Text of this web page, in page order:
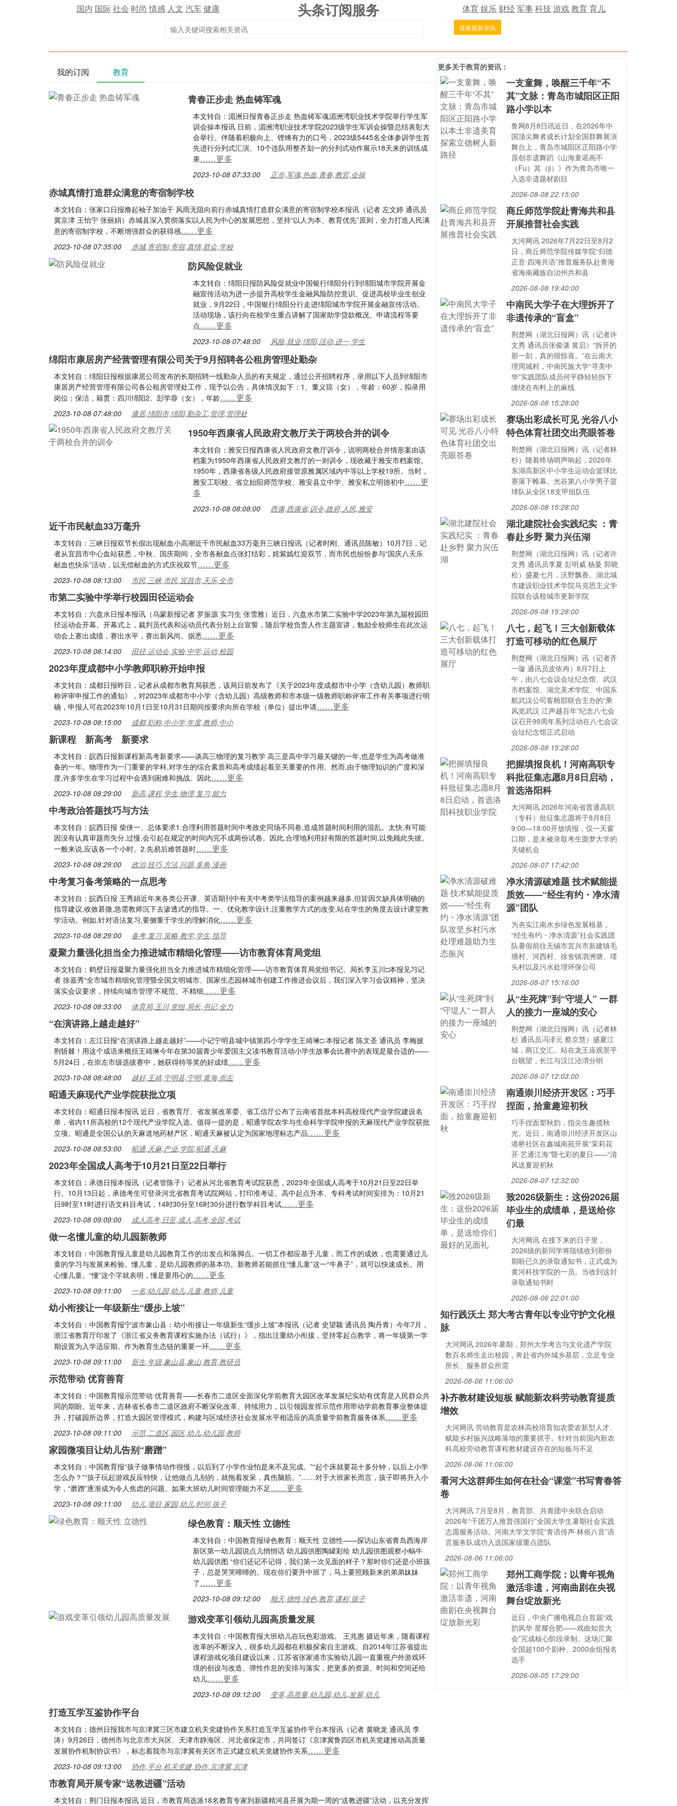
国内 国际社会 时尚 情感 人文 汽车健康 头条订阅服务 体育娱乐 财经军事科技游戏教育育儿
搜索最新资讯
我的订阅 教育
青春正步走 热血铸军魂
本文转自：湄洲日报青春正步走 热血铸军魂湄洲湾职业技术学院举行学生军
训会操本报讯 日前，湄洲湾职业技术学院2023级学生军训会操暨总结表彰大
会举行。伴随着积极向上、铿锵有力的口号，2023级5445名全体参训学生首
先进行分列式汇演。10个连队用整齐划一的分列式动作展示18天来的训练成
果……更多
2023-10-08 07:33:00 正步,军魂,热血,青春,教官,会操
赤城真情打造群众满意的寄宿制学校
本文转自：张家口日报撸起袖子加油干 风雨无阻向前行赤城真情打造群众满意的寄宿制学校本报讯（记者 左文婷 通讯员
冀京津 王怡宁 张丽娟）赤城县深入贯彻落实以人民为中心的发展思想，坚持“以人为本、教育优先”原则，全力打造人民满
意的寄宿制学校，不断增强群众的获得感……更多
2023-10-08 07:35:00 赤城,寄宿制,寄宿,真情,群众,学校
防风险促就业
本文转自：绵阳日报防风险促就业中国银行绵阳分行到绵阳城市学院开展金
融宣传活动为进一步提升高校学生金融风险防控意识、促进高校毕业生创业
就业，9月22日，中国银行绵阳分行走进绵阳城市学院开展金融宣传活动。
活动现场，该行向在校学生重点讲解了国家助学贷款概况、申请流程等要
点……更多
2023-10-08 07:48:00 风险,就业,绵阳,活动,进一,学生
绵阳市康居房产经营管理有限公司关于9月招聘各公租房管理处勤杂
本文转自：绵阳日报根据康居公司发布的长期招聘一线勤杂人员的有关规定，通过公开招聘程序，录用以下人员到绵阳市
康居房产经营管理有限公司各公租房管理处工作，现予以公告，具体情况如下：1、董义琼（女），年龄：60岁，拟录用
岗位：保洁，籍贯：四川绵阳2、彭学蓉（女），年龄……更多
2023-10-08 07:48:00 康居,绵阳市,绵阳,勤杂工,管理,管理处
1950年西康省人民政府文教厅关于两校合并的训令
本文转自：雅安日报西康省人民政府文教厅训令，说明两校合并情形案由该
档案为1950年西康省人民政府文教厅的一则训令，现收藏于雅安市档案馆。
1950年，西康省各级人民政府接管原雅属区域内中等以上学校19所。当时，
雅安工职校、省立始阳师范学校、雅安县立中学、雅安私立明德初中……更
多
2023-10-08 08:08:00 西康,西康省,训令,政府,人民,雅安
近千市民献血33万毫升
本文转自：三峡日报双节长假出现献血小高潮近千市民献血33万毫升三峡日报讯（记者时刚、通讯员陈敏）10月7日，记
者从宜昌市中心血站获悉，中秋、国庆期间，全市各献血点张灯结彩，姹紫嫣红迎双节，而市民也纷纷参与“国庆八天乐
献血也快乐”活动，以无偿献血的方式庆祝双节……更多
2023-10-08 08:13:00 市民,三峡,市民,宜昌市,天乐,全市
市第二实验中学举行校园田径运动会
本文转自：六盘水日报本报讯（乌蒙新报记者 罗振源 实习生 张雪雅）近日，六盘水市第二实验中学2023年第九届校园田
径运动会开幕。开幕式上，裁判员代表和运动员代表分别上台宣誓，随后学校负责人作主题宣讲，勉励全校师生在此次运
动会上赛出成绩，赛出水平，赛出新风尚。据悉……更多
2023-10-08 08:14:00 田径,运动会,实验,中学,运动,校园
2023年度成都中小学教师职称开始申报
本文转自：成都日报昨日，记者从成都市教育局获悉，该局日前发布了《关于2023年度成都市中小学（含幼儿园）教师职
称评审申报工作的通知》，对2023年成都市中小学（含幼儿园）高级教师和市本级一级教师职称评审工作有关事项进行明
确，申报人可在2023年10月1日至10月31日期间按要求向所在学校（单位）提出申请……更多
2023-10-08 08:15:00 成都,职称,中小学,年度,教师,中小
新课程 新高考 新要求
本文转自：皖西日报新课程新高考新要求——谈高三物理的复习教学 高三是高中学习最关键的一年,也是学生为高考做准
备的一年。物理作为一门重要的学科,对学生的综合素质和高考成绩起着至关重要的作用。然而,由于物理知识的广度和深
度,许多学生在学习过程中会遇到困难和挑战。因此……更多
2023-10-08 08:29:00 新高,课程,学生,物理,复习,能力
中考政治答题技巧与方法
本文转自：皖西日报 柴侠一、总体要求1.合理利用答题时间中考政史同场不同卷,造成答题时间利用的混乱。太快,有可能
因没有认真审题而失分,过慢,会引起在规定的时间内完不成两份试卷。因此,合理地利用好有限的答题时间,以免顾此失彼。
一般来说,应该各一个小时。2.先易后难答题时……更多
2023-10-08 08:29:00 政治,技巧,方法,问题,多角,漫画
中考复习备考策略的一点思考
本文转自：皖西日报 王秀娟近年来各类公开课、英语期刊中有关中考类学法指导的案例越来越多,但皆因欠缺具体明确的
指导建议,收效甚微,急需教师沉下去渗透式的指导。一、优化教学设计,注重教学方式的改变,站在学生的角度去设计课堂教
学活动。例如,针对语法复习,要侧重于学生的理解消化……更多
2023-10-08 08:29:00 备考,复习,策略,教学,学生,指导
凝聚力量强化担当全力推进城市精细化管理——访市教育体育局党组
本文转自：鹤壁日报凝聚力量强化担当全力推进城市精细化管理——访市教育体育局党组书记、局长李玉川□本报见习记
者 徐嘉秀“全市城市精细化管理暨全国文明城市、国家生态园林城市创建工作推进会议后，我们深入学习会议精神，坚决
落实会议要求，持续向城市管理‘不规范、不精细……更多
2023-10-08 08:33:00 体育局,玉川,党组,局长,书记,全力
“在演讲路上越走越好”
本文转自：左江日报“在演讲路上越走越好”——小记宁明县城中镇第四小学学生王靖琳□ 本报记者 陈文圣 通讯员 李梅披
荆斩棘！用这个成语来概括王靖琳今年在第30届青少年爱国主义读书教育活动小学生故事会比赛中的表现是最合适的——
5月24日，在崇左市级选拔赛中，她获得特等奖的好成绩……更多
2023-10-08 08:48:00 越好,王靖,宁明县,宁明,黄海,崇左
昭通天麻现代产业学院获批立项
本文转自：昭通日报本报讯 近日，省教育厅、省发展改革委、省工信厅公布了云南省首批本科高校现代产业学院建设名
单，省内11所高校的12个现代产业学院入选。值得一提的是，昭通学院农学与生命科学学院申报的天麻现代产业学院获批
立项。昭通是全国公认的天麻道地药材产区，昭通天麻被认定为国家地理标志产品……更多
2023-10-08 08:53:00 昭通,天麻,产业,学院,昭通,天麻
2023年全国成人高考于10月21日至22日举行
本文转自：承德日报本报讯（记者管陈子）记者从河北省教育考试院获悉，2023年全国成人高考于10月21日至22日举
行。10月13日起，承德考生可登录河北省教育考试院网站，打印准考证。高中起点升本、专科考试时间安排为：10月21
日9时至11时进行语文科目考试，14时30分至16时30分进行数学科目考试……更多
2023-10-08 09:09:00 成人高考,日至,成人,高考,全国,考试
做一名懂儿童的幼儿园新教师
本文转自：中国教育报儿童是幼儿园教育工作的出发点和落脚点。一切工作都应基于儿童，而工作的成效，也需要通过儿
童的学习与发展来检验。懂儿童，是幼儿园教师的基本功。新教师若能抓住“懂儿童”这一“牛鼻子”，就可以快速成长。用
心懂儿童。“懂”这个字就表明，懂是要用心的……更多
2023-10-08 09:11:00 一名,幼儿园,幼儿,儿童,教师,儿童
幼小衔接让一年级新生“缓步上坡”
本文转自：中国教育报宁波市象山县：幼小衔接让一年级新生“缓步上坡”本报讯（记者 史望颖 通讯员 陶丹青）今年7月，
浙江省教育厅印发了《浙江省义务教育课程实施办法（试行）》，指出注重幼小衔接，坚持零起点教学，将一年级第一学
期设置为入学适应期。作为教育生态链的重要一环……更多
2023-10-08 09:11:00 新生,年级,象山县,象山,教育,教研员
示范带动 优育善育
本文转自：中国教育报示范带动 优育善育——长春市二道区全面深化学前教育大园区改革发展纪实幼有优育是人民群众共
同的期盼。近年来，吉林省长春市二道区政府不断深化改革、持续用力，以引领园发挥示范作用带动学前教育事业整体提
升，打破园所边界，打造大园区管理模式，构建与区域经济社会发展水平相适应的高质量学前教育服务体系……更多
2023-10-08 09:11:00 示范,二道区,园区,幼儿,幼儿园,教师
家园微项目让幼儿告别“磨蹭”
本文转自：中国教育报“孩子做事情动作很慢，以后到了小学作业怕是来不及完成。”“起个床就要花十多分钟，以后上小学
怎么办？”“孩子玩起游戏反应特快，让他做点儿别的，就拖着发呆，真伤脑筋。”……对于大班家长而言，孩子即将升入小
学，“磨蹭”逐渐成为令人焦虑的问题。如果大班幼儿时间管理能力不足……更多
2023-10-08 09:11:00 幼儿,项目,家园,幼儿,时间,孩子
绿色教育：顺天性 立德性
本文转自：中国教育报绿色教育：顺天性 立德性——探访山东省青岛西海岸
新区第一幼儿园说点儿悄悄话 幼儿园供图陶罐彩绘 幼儿园供图观察小蜗牛
幼儿园供图 “你们还记不记得，我们第一次见面的样子？那时你们还是小班孩
子，总是哭哭啼啼的。现在你们要升中班了，马上要照顾新来的弟弟妹妹
了……更多
2023-10-08 09:12:00 顺天,德性,绿色,教育,课程,孩子
游戏变革引领幼儿园高质量发展
本文转自：中国教育报大班幼儿在玩色彩游戏。 王兆惠 摄近年来，随着课程
改革的不断深入，很多幼儿园都在积极探索自主游戏。自2014年江苏省提出
课程游戏化项目建设以来，江苏省张家港市实验幼儿园一直重视户外游戏环
境的创设与改造、弹性作息的安排与落实，把更多的资源、时间和空间还给
幼儿……更多
2023-10-08 09:12:00 变革,高质量,幼儿园,幼儿,发展,幼儿
打造互学互鉴协作平台
本文转自：德州日报我市与京津冀三区市建立机关党建协作关系打造互学互鉴协作平台本报讯（记者 黄晓龙 通讯员 李
涛）9月26日，德州市与北京市大兴区、天津市静海区、河北省保定市，共同签订《京津冀鲁四区市机关党建推动高质量
发展协作机制协议书》，标志着我市与京津冀有关区市正式建立机关党建协作关系……更多
2023-10-08 09:13:00 协作,平台,机关党建,协作,京津冀,京津
市教育局开展专家“送教进疆”活动
本文转自：荆门日报本报讯 近日，市教育局选派18名教育专家到新疆精河县开展为期一周的“送教进疆”活动，以充分发挥
更多关于教育的资讯：
一支童舞，唤醒三千年“不
其”文脉：青岛市城阳区正阳
路小学以本
鲁网8月8日讯近日，在2026年中
国顶尖舞者成长计划全国群舞展演
舞台上，青岛市城阳区正阳路小学
原创非遗舞蹈《山海童谣画不
（Fu）其（ji）》作为青岛市唯一
入选非遗题材剧目
2026-08-08 22:15:00
商丘师范学院赴青海共和县
开展推普社会实践
大河网讯 2026年7月22日至8月2
日，商丘师范学院传媒学院“归德
正音·四海共语”推普服务队赴青海
省海南藏族自治州共和县
2026-08-08 19:40:00
中南民大学子在大理拆开了
非遗传承的“盲盒”
荆楚网（湖北日报网）讯（记者许
文秀 通讯员张俊潇 黄启）“拆开的
那一刻，真的很惊喜。”在云南大
理周城村，中南民族大学“寻美中
华”实践团队成员何平静轻轻拆下
缠绕在布料上的麻线
2026-08-08 15:28:00
赛场出彩成长可见 光谷八小
特色体育社团交出亮眼答卷
荆楚网（湖北日报网）讯（记者林
杉）随着终场哨声响起，2026年
东湖高新区中小学生运动会篮球比
赛落下帷幕。光谷第八小学男子篮
球队从全区18支甲组队伍
2026-08-08 15:28:00
湖北建院社会实践纪实 ：青
春赴乡野 聚力兴伍湖
荆楚网（湖北日报网）讯（记者许
文秀 通讯员李夏 彭明威 杨曼 郭晓
松）盛夏七月，沃野飘香。湖北城
市建设职业技术学院马克思主义学
院联合该校城市更新学院
2026-08-08 15:28:00
八七，起飞！三大创新载体
打造可移动的红色展厅
荆楚网（湖北日报网）讯（记者齐
一璇 通讯员皮依冉）8月7日上
午，由八七会议会址纪念馆、武汉
市档案馆、湖北美术学院、中国东
航武汉公司客舱部联合主办的“乘
风览武汉 江声越百年”纪念八七会
议召开99周年系列活动在八七会议
会址纪念馆正式启动
2026-08-08 15:28:00
把握填报良机！河南高职专
科批征集志愿8月8日启动，
首选洛阳科
大河网讯 2026年河南省普通高职
（专科）批征集志愿将于8月8日
9:00—18:00开放填报，仅一天窗
口期，是未被录取考生圆梦大学的
关键机会
2026-08-07 17:42:00
净水清源破难题 技术赋能提
质效——“经生有约・净水清
源”团队
为夯实江南水乡绿色发展根基，
“经生有约・净水清源”社会实践团
队暑假前往无锡市宜兴市新建镇毛
塘村、河西村、徐舍镇泗洲塘、堘
头村以及污水处理环保公司
2026-08-07 15:16:00
从“生死牌”到“守堤人” 一群
人的接力一座城的安心
荆楚网（湖北日报网）讯（记者林
杉 通讯员冯泽元 蔡京慧）盛夏江
城，两江交汇。站在龙王庙观景平
台眺望，长江与汉江泾渭分明
2026-08-07 12:03:00
南通崇川经济开发区：巧手
捏面，拾童趣迎初秋
巧手捏面塑秋韵，指尖生趣揽秋
光。近日，南通崇川经济开发区山
港桥社区在鑫城南苑开展“茉莉花
开·艺通江海”暨七彩的夏日——“清
风送夏迎初秋
2026-08-07 12:32:00
致2026级新生：这份2026届
毕业生的成绩单，是送给你
们最
大河网讯 在接下来的日子里，
2026级的新同学将陆续收到那份
期盼已久的录取通知书，正式成为
黄河科技学院的一员。当收到这封
录取通知书时
2026-08-06 22:01:00
知行践沃土 郑大考古青年以专业守护文化根
脉
大河网讯 2026年暑期，郑州大学考古与文化遗产学院
数百名师生走出校园，奔赴省内外城乡基层，立足专业
所长、服务群众所需
2026-08-06 11:06:00
补齐教材建设短板 赋能新农科劳动教育提质
增效
大河网讯 劳动教育是农林高校培育知农爱农新型人才、
赋能乡村振兴战略落地的重要抓手。针对当前国内新农
科高校劳动教育课程教材建设存在的短板与不足
2026-08-06 11:06:00
看河大这群师生如何在社会“课堂”书写青春答
卷
大河网讯 7月至8月，教育部、共青团中央联合启动
2026年“千团万人推普强国行”全国大学生暑期社会实践
志愿服务活动。河南大学文学院“青语传声·林俗八音”语
言服务队成功入选国家级重点团队
2026-08-06 11:06:00
郑州工商学院：以青年视角
激活非遗，河南曲剧在央视
舞台绽放新光
近日，中央广播电视总台首届“戏
韵风华 星耀合肥——戏曲知音大
会”完成核心阶段录制。这场汇聚
全国超100个剧种、2000余组报名
选手
2026-08-05 17:29:00